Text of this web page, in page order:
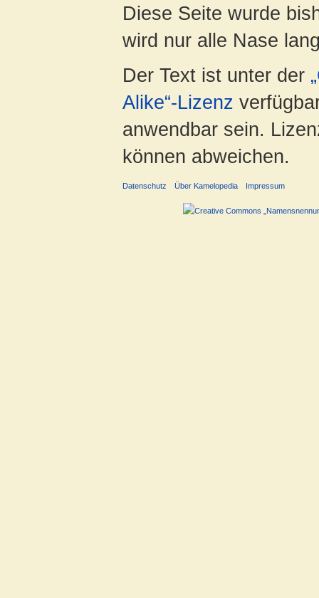
Diese Seite wurde
wird nur alle Nase
Der Text ist unter der
Alike“-Lizenz
anwendbar sein.
können abweichen.
Datenschutz Über Kamelopedia Impressum